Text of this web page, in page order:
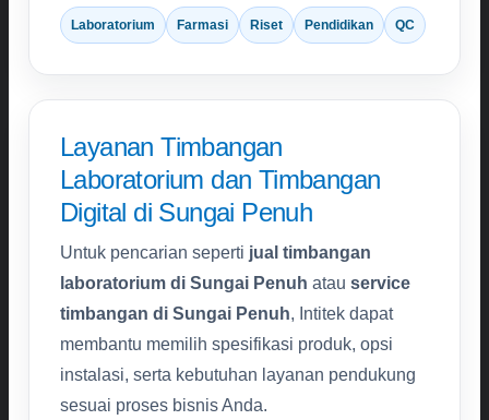
Laboratorium Farmasi Riset Pendidikan QC
Layanan Timbangan
Laboratorium dan Timbangan
Digital di Sungai Penuh
Untuk pencarian seperti jual timbangan
laboratorium di Sungai Penuh atau service
timbangan di Sungai Penuh, Intitek dapat
membantu memilih spesifikasi produk, opsi
instalasi, serta kebutuhan layanan pendukung
sesuai proses bisnis Anda.